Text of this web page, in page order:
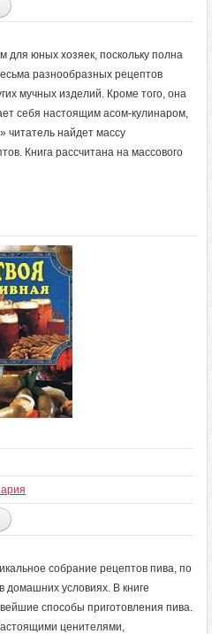
для юных хозяек, поскольку полна
разнообразных рецептов
мучных изделий. Кроме того, она
себя настоящим асом-кулинаром,
читатель найдет массу
Книга рассчитана на массового
собрание рецептов пива, по
домашних условиях. В книге
способы приготовления пива.
ценителями,